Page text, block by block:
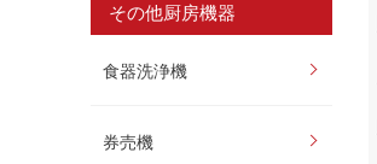
その他厨房機器
食器洗浄機
券売機